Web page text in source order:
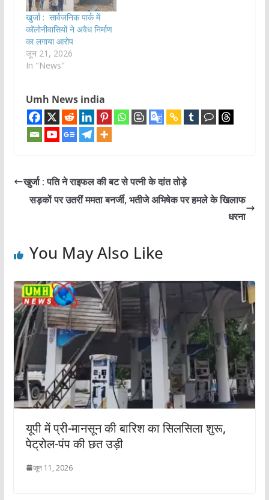
खुर्जा : सार्वजनिक पार्क में
कॉलोनीवासियों ने अवैध निर्माण
का लगाया आरोप
जून 21, 2026
In "News"
Umh News india
खुर्जा : पति ने राइफल की बट से पत्नी के दांत तोड़े
सड़कों पर उतरीं ममता बनर्जी, भतीजे अभिषेक पर हमले के खिलाफ
धरना
You May Also Like
यूपी में प्री-मानसून की बारिश का सिलसिला शुरू,
पेट्रोल-पंप की छत उड़ी
जून 11, 2026